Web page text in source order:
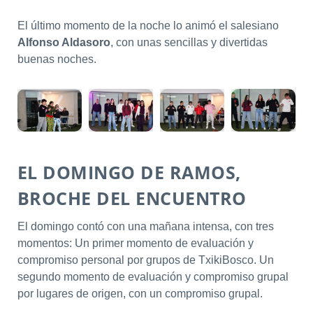
El último momento de la noche lo animó el salesiano
Alfonso Aldasoro, con unas sencillas y divertidas
buenas noches.
EL DOMINGO DE RAMOS,
BROCHE DEL ENCUENTRO
El domingo contó con una mañana intensa, con tres
momentos: Un primer momento de evaluación y
compromiso personal por grupos de TxikiBosco. Un
segundo momento de evaluación y compromiso grupal
por lugares de origen, con un compromiso grupal.